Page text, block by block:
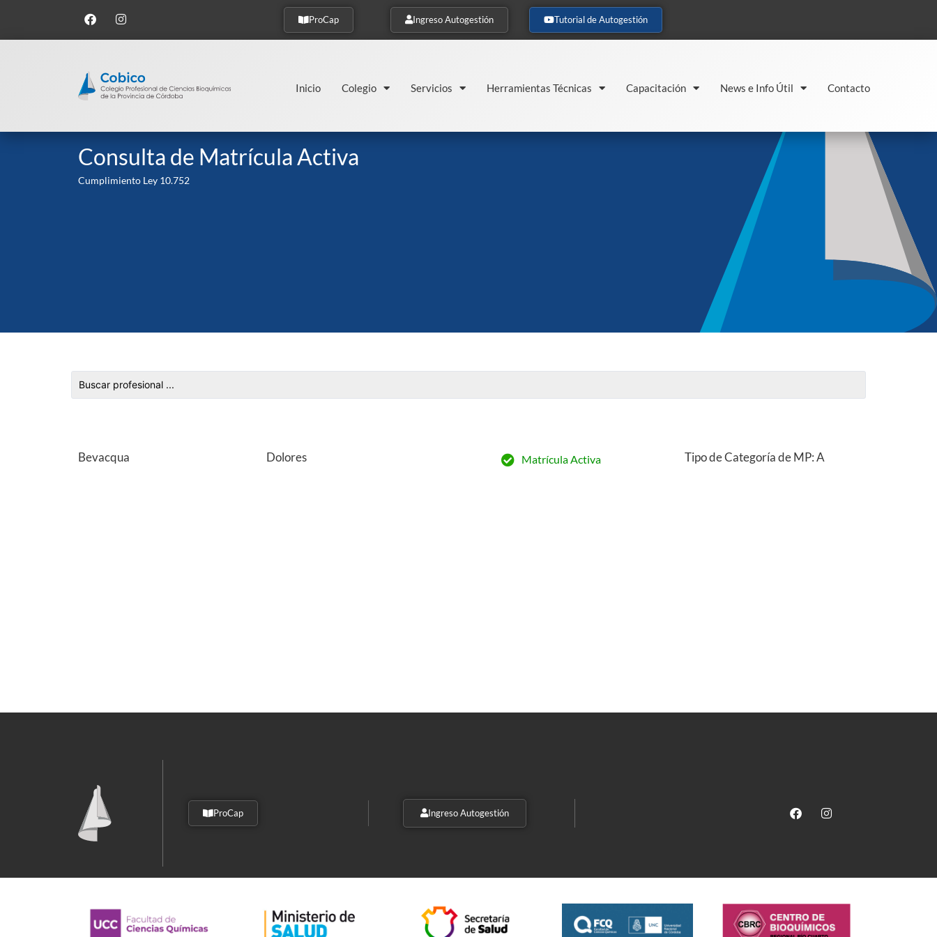
ProCap Ingreso Autogestión Tutorial de Autogestión
Inicio Colegio Servicios Herramientas Técnicas Capacitación News e Info Útil Contacto
Consulta de Matrícula Activa
Cumplimiento Ley 10.752
Bevacqua Dolores Matrícula Activa Tipo de Categoría de MP: A
ProCap Ingreso Autogestión